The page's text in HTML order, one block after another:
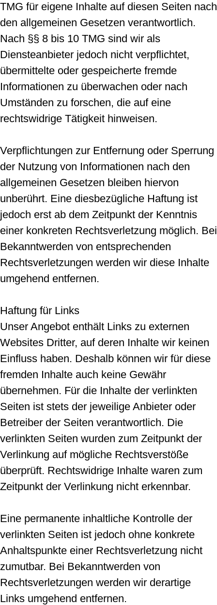
TMG für eigene Inhalte auf diesen Seiten nach
den allgemeinen Gesetzen verantwortlich.
Nach §§ 8 bis 10 TMG sind wir als
Diensteanbieter jedoch nicht verpflichtet,
übermittelte oder gespeicherte fremde
Informationen zu überwachen oder nach
Umständen zu forschen, die auf eine
rechtswidrige Tätigkeit hinweisen.
Verpflichtungen zur Entfernung oder Sperrung
der Nutzung von Informationen nach den
allgemeinen Gesetzen bleiben hiervon
unberührt. Eine diesbezügliche Haftung ist
jedoch erst ab dem Zeitpunkt der Kenntnis
einer konkreten Rechtsverletzung möglich. Bei
Bekanntwerden von entsprechenden
Rechtsverletzungen werden wir diese Inhalte
umgehend entfernen.
Haftung für Links
Unser Angebot enthält Links zu externen
Websites Dritter, auf deren Inhalte wir keinen
Einfluss haben. Deshalb können wir für diese
fremden Inhalte auch keine Gewähr
übernehmen. Für die Inhalte der verlinkten
Seiten ist stets der jeweilige Anbieter oder
Betreiber der Seiten verantwortlich. Die
verlinkten Seiten wurden zum Zeitpunkt der
Verlinkung auf mögliche Rechtsverstöße
überprüft. Rechtswidrige Inhalte waren zum
Zeitpunkt der Verlinkung nicht erkennbar.
Eine permanente inhaltliche Kontrolle der
verlinkten Seiten ist jedoch ohne konkrete
Anhaltspunkte einer Rechtsverletzung nicht
zumutbar. Bei Bekanntwerden von
Rechtsverletzungen werden wir derartige
Links umgehend entfernen.